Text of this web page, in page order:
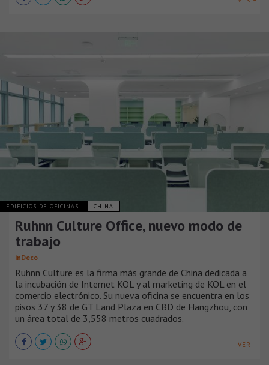
EDIFICIOS DE OFICINAS CHINA
Ruhnn Culture Office, nuevo modo de
trabajo
inDeco
Ruhnn Culture es la firma más grande de China dedicada a
la incubación de Internet KOL y al marketing de KOL en el
comercio electrónico. Su nueva oficina se encuentra en los
pisos 37 y 38 de GT Land Plaza en CBD de Hangzhou, con
un área total de 3,558 metros cuadrados.
VER +